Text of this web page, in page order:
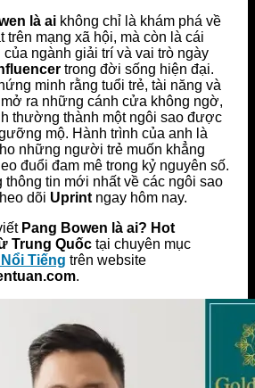
là ai không chỉ là khám phá về
trên mạng xã hội, mà còn là cái
ngành giải trí và vai trò ngày
trong đời sống hiện đại.
minh rằng tuổi trẻ, tài năng và
ra những cánh cửa không ngờ,
thường thành một ngôi sao được
mộ. Hành trình của anh là
những người trẻ muốn khẳng
đuổi đam mê trong kỷ nguyên số.
tin mới nhất về các ngôi sao
dõi Uprint ngay hôm nay.
Pang Bowen là ai? Hot
Trung Quốc tại chuyên mục
Tiếng trên website
.